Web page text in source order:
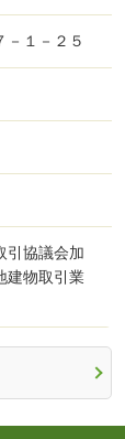
－１－２５
引協議会加
建物取引業